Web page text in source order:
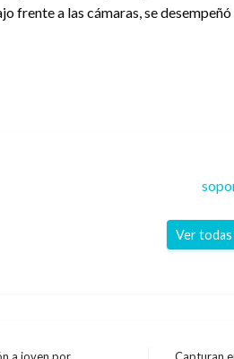
frente a las cámaras, se
Ver todas